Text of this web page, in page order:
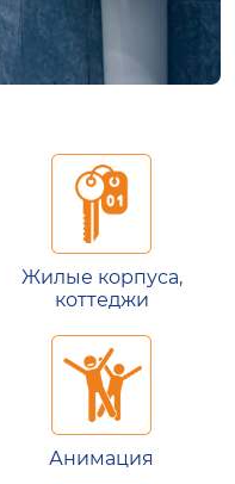
Жилые корпуса,
коттеджи
Анимация